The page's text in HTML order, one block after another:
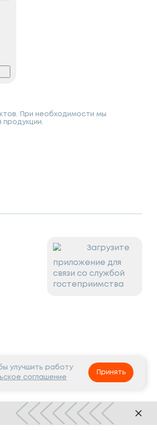
При необходимости мы
Загрузите
приложение для
связи со службой
гостеприимства
улучшить работу
соглашение
Принять